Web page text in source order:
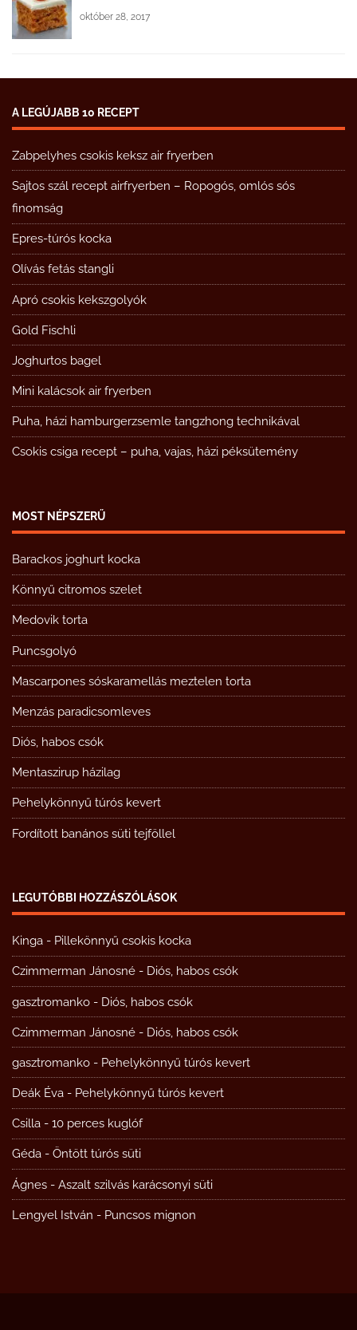
október 28, 2017
A LEGÚJABB 10 RECEPT
Zabpelyhes csokis keksz air fryerben
Sajtos szál recept airfryerben – Ropogós, omlós sós
finomság
Epres-túrós kocka
Olívás fetás stangli
Apró csokis kekszgolyók
Gold Fischli
Joghurtos bagel
Mini kalácsok air fryerben
Puha, házi hamburgerzsemle tangzhong technikával
Csokis csiga recept – puha, vajas, házi péksütemény
MOST NÉPSZERŰ
Barackos joghurt kocka
Könnyű citromos szelet
Medovik torta
Puncsgolyó
Mascarpones sóskaramellás meztelen torta
Menzás paradicsomleves
Diós, habos csók
Mentaszirup házilag
Pehelykönnyű túrós kevert
Fordított banános süti tejföllel
LEGUTÓBBI HOZZÁSZÓLÁSOK
Kinga - Pillekönnyű csokis kocka
Czimmerman Jánosné - Diós, habos csók
gasztromanko - Diós, habos csók
Czimmerman Jánosné - Diós, habos csók
gasztromanko - Pehelykönnyű túrós kevert
Deák Éva - Pehelykönnyű túrós kevert
Csilla - 10 perces kuglóf
Géda - Öntött túrós süti
Ágnes - Aszalt szilvás karácsonyi süti
Lengyel István - Puncsos mignon